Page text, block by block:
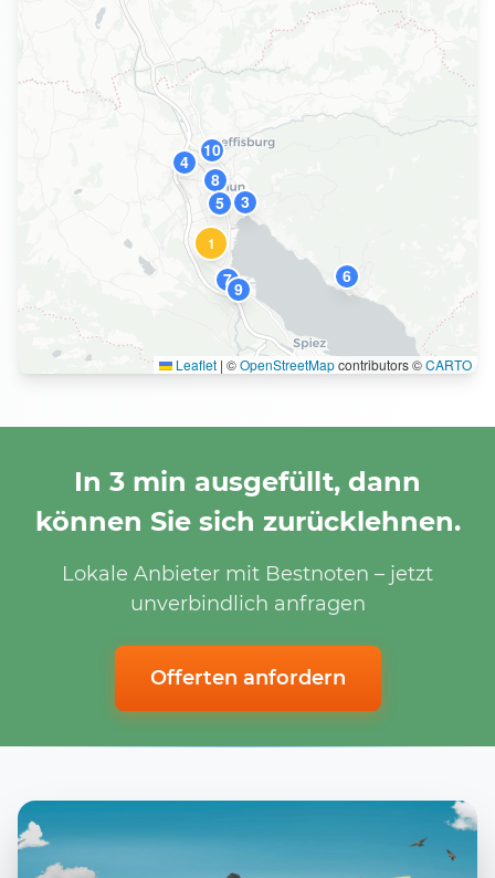
1
3
4
5
6
7
8
9
10
Leaflet | ©OpenStreetMapcontributors ©CARTO
In 3 min ausgefüllt, dann
können Sie sich zurücklehnen.
Lokale Anbieter mit Bestnoten – jetzt
unverbindlich anfragen
Offerten anfordern